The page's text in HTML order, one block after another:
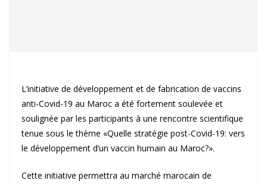
L’initiative de développement et de fabrication de vaccins
anti-Covid-19 au Maroc a été fortement soulevée et
soulignée par les participants à une rencontre scientifique
tenue sous le thème «Quelle stratégie post-Covid-19: vers
le développement d’un vaccin humain au Maroc?».
Cette initiative permettra au marché marocain de